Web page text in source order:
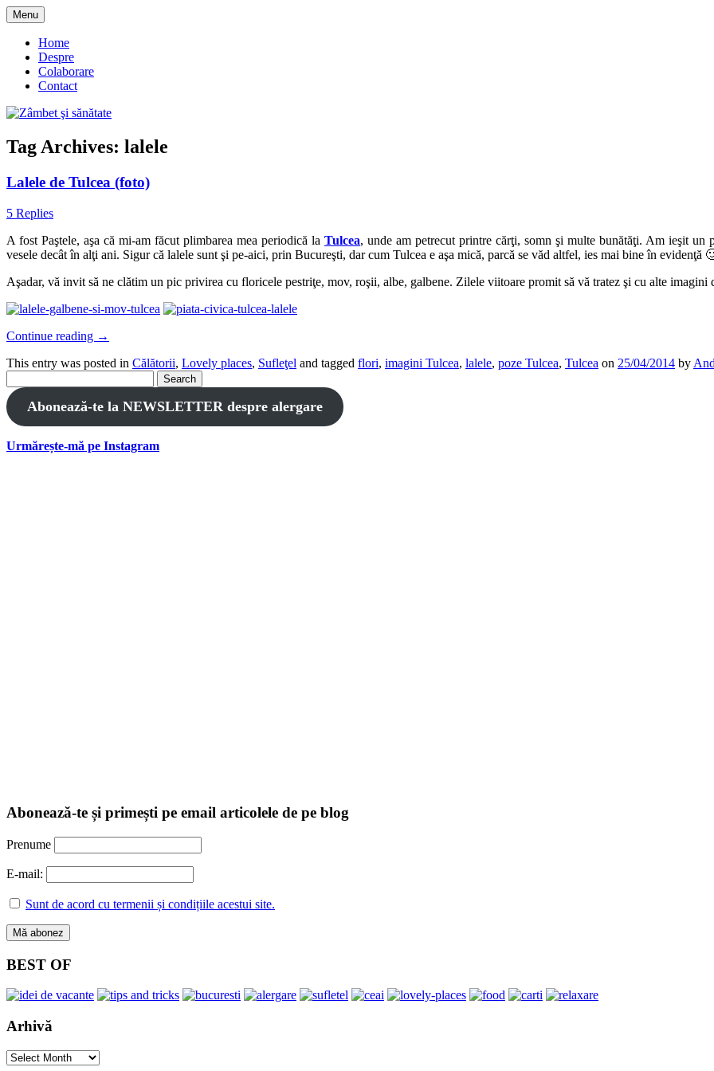
Skip
to
content
Zâmbet şi sănătate
Menu
Home
Despre
Colaborare
Contact
Tag Archives: lalele
Lalele de Tulcea (foto)
5 Replies
A fost Paştele, aşa că mi-am făcut plimbarea mea periodică la Tulcea, unde am petrecut printre cărţi, somn şi multe bunătăţi. Am ieşit
vesele decât în alţi ani. Sigur că lalele sunt şi pe-aici, prin Bucureşti, dar cum Tulcea e aşa mică, parcă se văd altfel, ies mai bine în evidenţă
Aşadar, vă invit să ne clătim un pic privirea cu floricele pestriţe, mov, roşii, albe, galbene. Zilele viitoare promit să vă tratez şi cu alte imagini
Continue reading →
This entry was posted in Călătorii, Lovely places, Sufleţel and tagged flori, imagini Tulcea, lalele, poze Tulcea, Tulcea on 25/04/2014 by
for:
Abonează-te la NEWSLETTER despre alergare
Urmărește-mă pe Instagram
Abonează-te și primești pe email articolele de pe blog
Prenume
E-mail:
Sunt de acord cu termenii și condițiile acestui site.
BEST OF
Arhivă
Arhivă